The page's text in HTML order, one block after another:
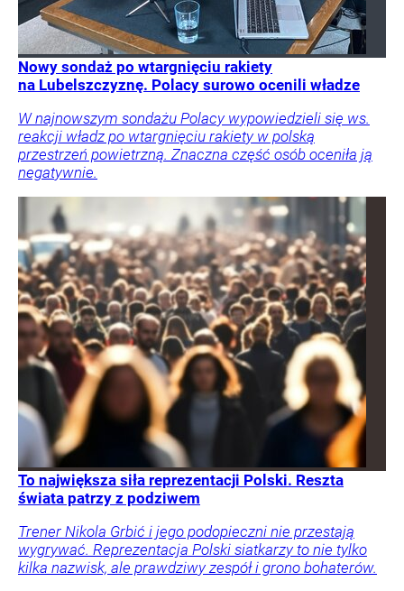
Nowy sondaż po wtargnięciu rakiety
na Lubelszczyznę. Polacy surowo ocenili władze
W najnowszym sondażu Polacy wypowiedzieli się ws.
reakcji władz po wtargnięciu rakiety w polską
przestrzeń powietrzną. Znaczna część osób oceniła ją
negatywnie.
To największa siła reprezentacji Polski. Reszta
świata patrzy z podziwem
Trener Nikola Grbić i jego podopieczni nie przestają
wygrywać. Reprezentacja Polski siatkarzy to nie tylko
kilka nazwisk, ale prawdziwy zespół i grono bohaterów.